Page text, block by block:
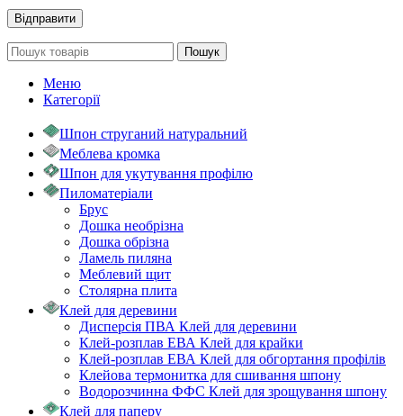
Пошук
Меню
Категорії
Шпон струганий натуральний
Меблева кромка
Шпон для укутування профілю
Пиломатеріали
Брус
Дошка необрізна
Дошка обрізна
Ламель пиляна
Меблевий щит
Столярна плита
Клей для деревини
Дисперсія ПВА Клей для деревини
Клей-розплав ЕВА Клей для крайки
Клей-розплав ЕВА Клей для обгортання профілів
Клейова термонитка для сшивання шпону
Водорозчинна ФФС Клей для зрощування шпону
Клей для паперу